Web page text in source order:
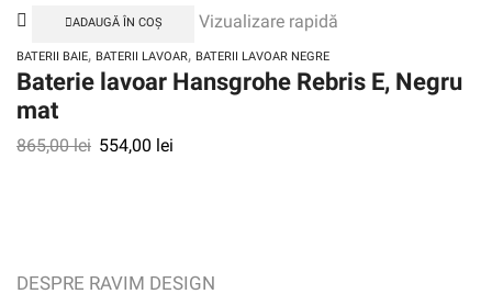
ADAUGĂ ÎN COȘ Vizualizare rapidă
BATERII BAIE, BATERII LAVOAR, BATERII LAVOAR NEGRE
Baterie lavoar Hansgrohe Rebris E, Negru
mat
865,00lei 554,00 lei
DESPRE RAVIM DESIGN